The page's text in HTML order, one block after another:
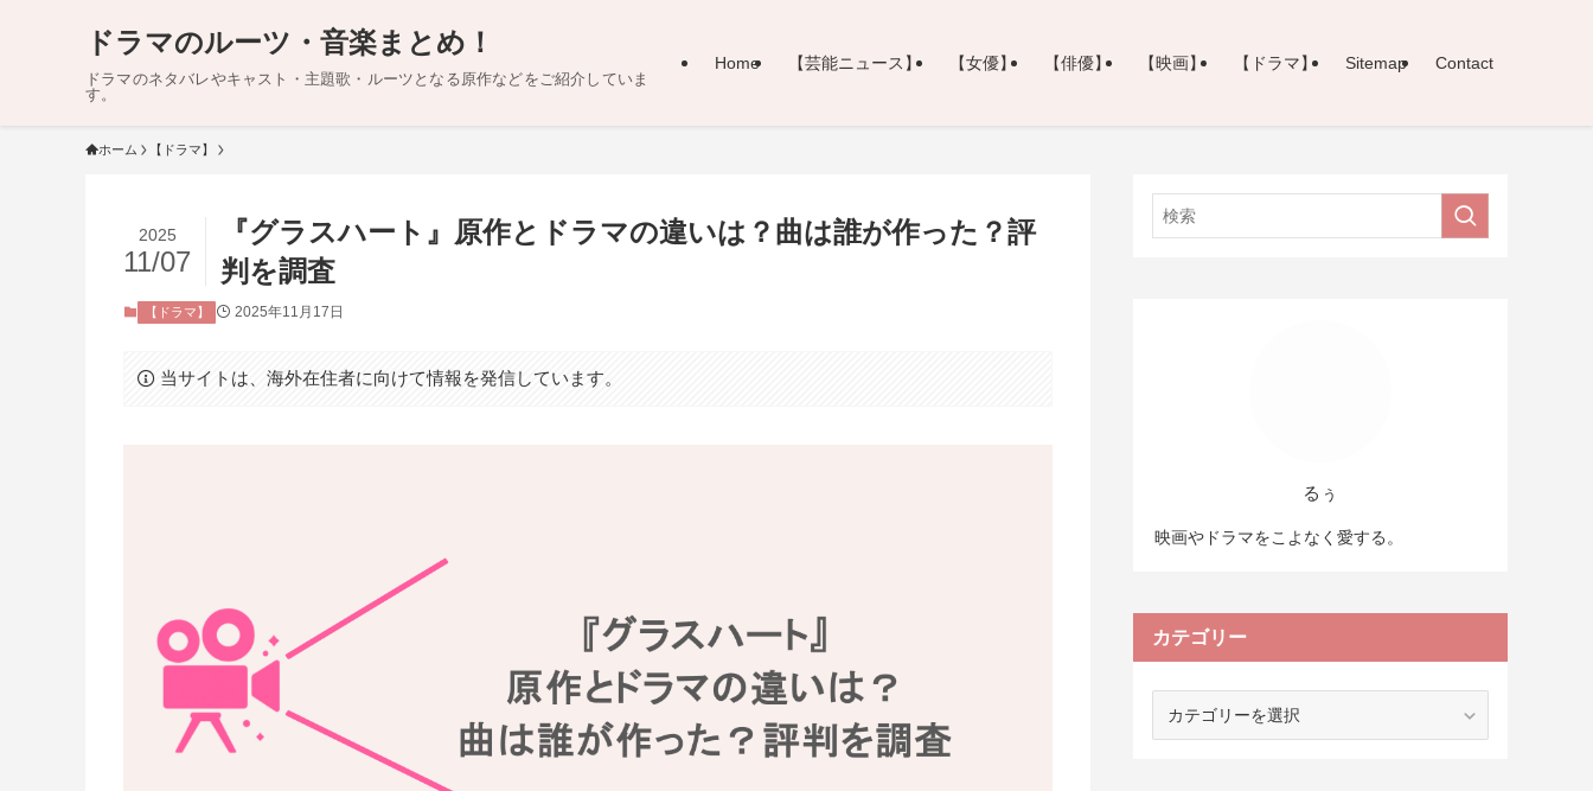
ドラマのルーツ・音楽まとめ！
ドラマのネタバレやキャスト・主題歌・ルーツとなる原作などをご紹介していま
す。
Home 【芸能ニュース】 【女優】 【俳優】 【映画】 【ドラマ】 Sitemap Contact
ホーム 【ドラマ】
『グラスハート』原作とドラマの違いは？曲は誰が作った？評
判を調査
2025
11/07
【ドラマ】 2025年11月17日
当サイトは、海外在住者に向けて情報を発信しています。
るぅ
映画やドラマをこよなく愛する。
カテゴリー